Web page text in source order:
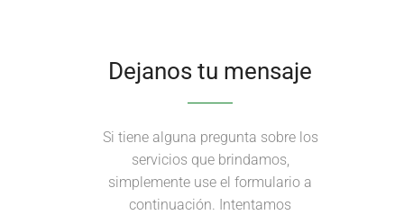
Dejanos tu mensaje
Si tiene alguna pregunta sobre los
servicios que brindamos,
simplemente use el formulario a
continuación. Intentamos